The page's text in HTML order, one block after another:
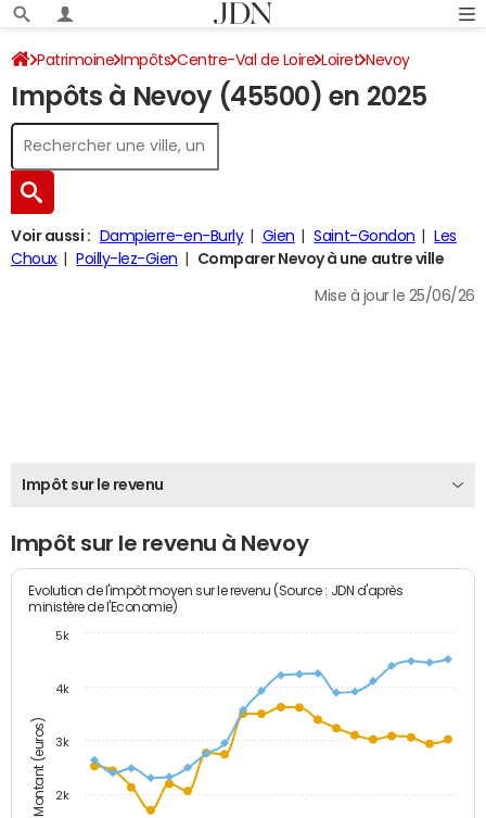
Patrimoine Impôts Centre-Val de Loire Loiret Nevoy
Impôt sur le revenu
Impôts à Nevoy (45500) en 2025
Voir aussi : Dampierre-en-Burly Gien Saint-Gondon
Les
Choux
Poilly-lez-Gien Comparer Nevoy à une autre ville
Mise à jour le 25/06/26
Impôt sur le revenu
Impôt sur le revenu à Nevoy
Montant (euros)
Evolution de l'impôt moyen sur le revenu (Source : JDN d'après
ministère de l'Economie)
2k
3k
4k
5k